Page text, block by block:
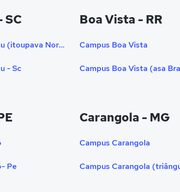
SC
Campus Blumenau (itoupava Norte) - Sc
- Sc
Boa Vista - RR
Campus Boa Vista
Pe
Carangola - MG
Campus Carangola